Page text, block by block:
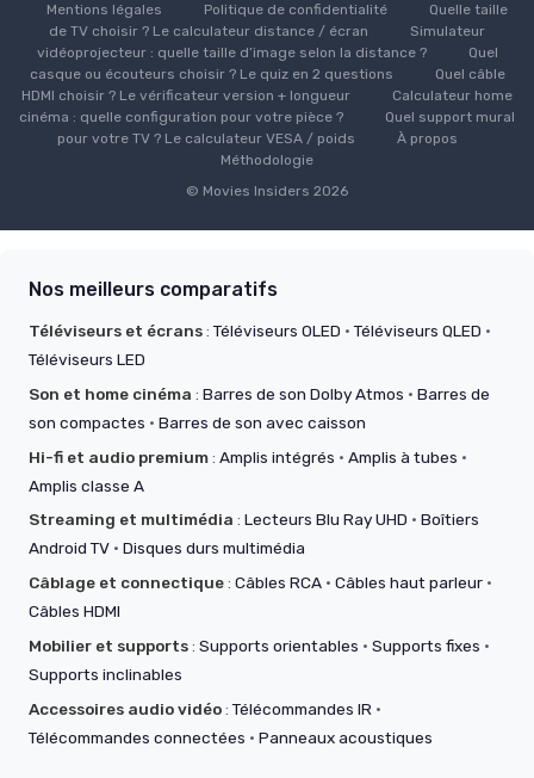
Mentions légales Politique de confidentialité
Quelle taille
de TV choisir ? Le calculateur distance / écran
Simulateur
vidéoprojecteur : quelle taille d’image selon la distance ?
Quel
casque ou écouteurs choisir ? Le quiz en 2 questions
Quel câble
HDMI choisir ? Le vérificateur version + longueur
Calculateur home
cinéma : quelle configuration pour votre pièce ?
Quel support mural
pour votre TV ? Le calculateur VESA / poids
À propos
Méthodologie
© Movies Insiders 2026
Nos meilleurs comparatifs
Téléviseurs et écrans:Téléviseurs OLED ·Téléviseurs QLED ·
Téléviseurs LED
Son et home cinéma : Barres de son Dolby Atmos · Barres de
son compactes · Barres de son avec caisson
Hi-fi et audio premium: Amplis intégrés · Amplis à tubes ·
Amplis classe A
Streaming et multimédia : Lecteurs Blu Ray UHD · Boîtiers
Android TV · Disques durs multimédia
Câblage et connectique: Câbles RCA · Câbles haut parleur ·
Câbles HDMI
Mobilier et supports: Supports orientables · Supports fixes ·
Supports inclinables
Accessoires audio vidéo:Télécommandes IR ·
Télécommandes connectées · Panneaux acoustiques